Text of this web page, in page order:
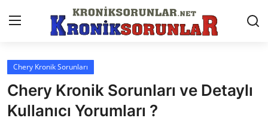
Anasayfa
Markalar
Chery Kronik Sorunları
Chery Kronik Sorunları ve Detaylı
Kullanıcı Yorumları ?